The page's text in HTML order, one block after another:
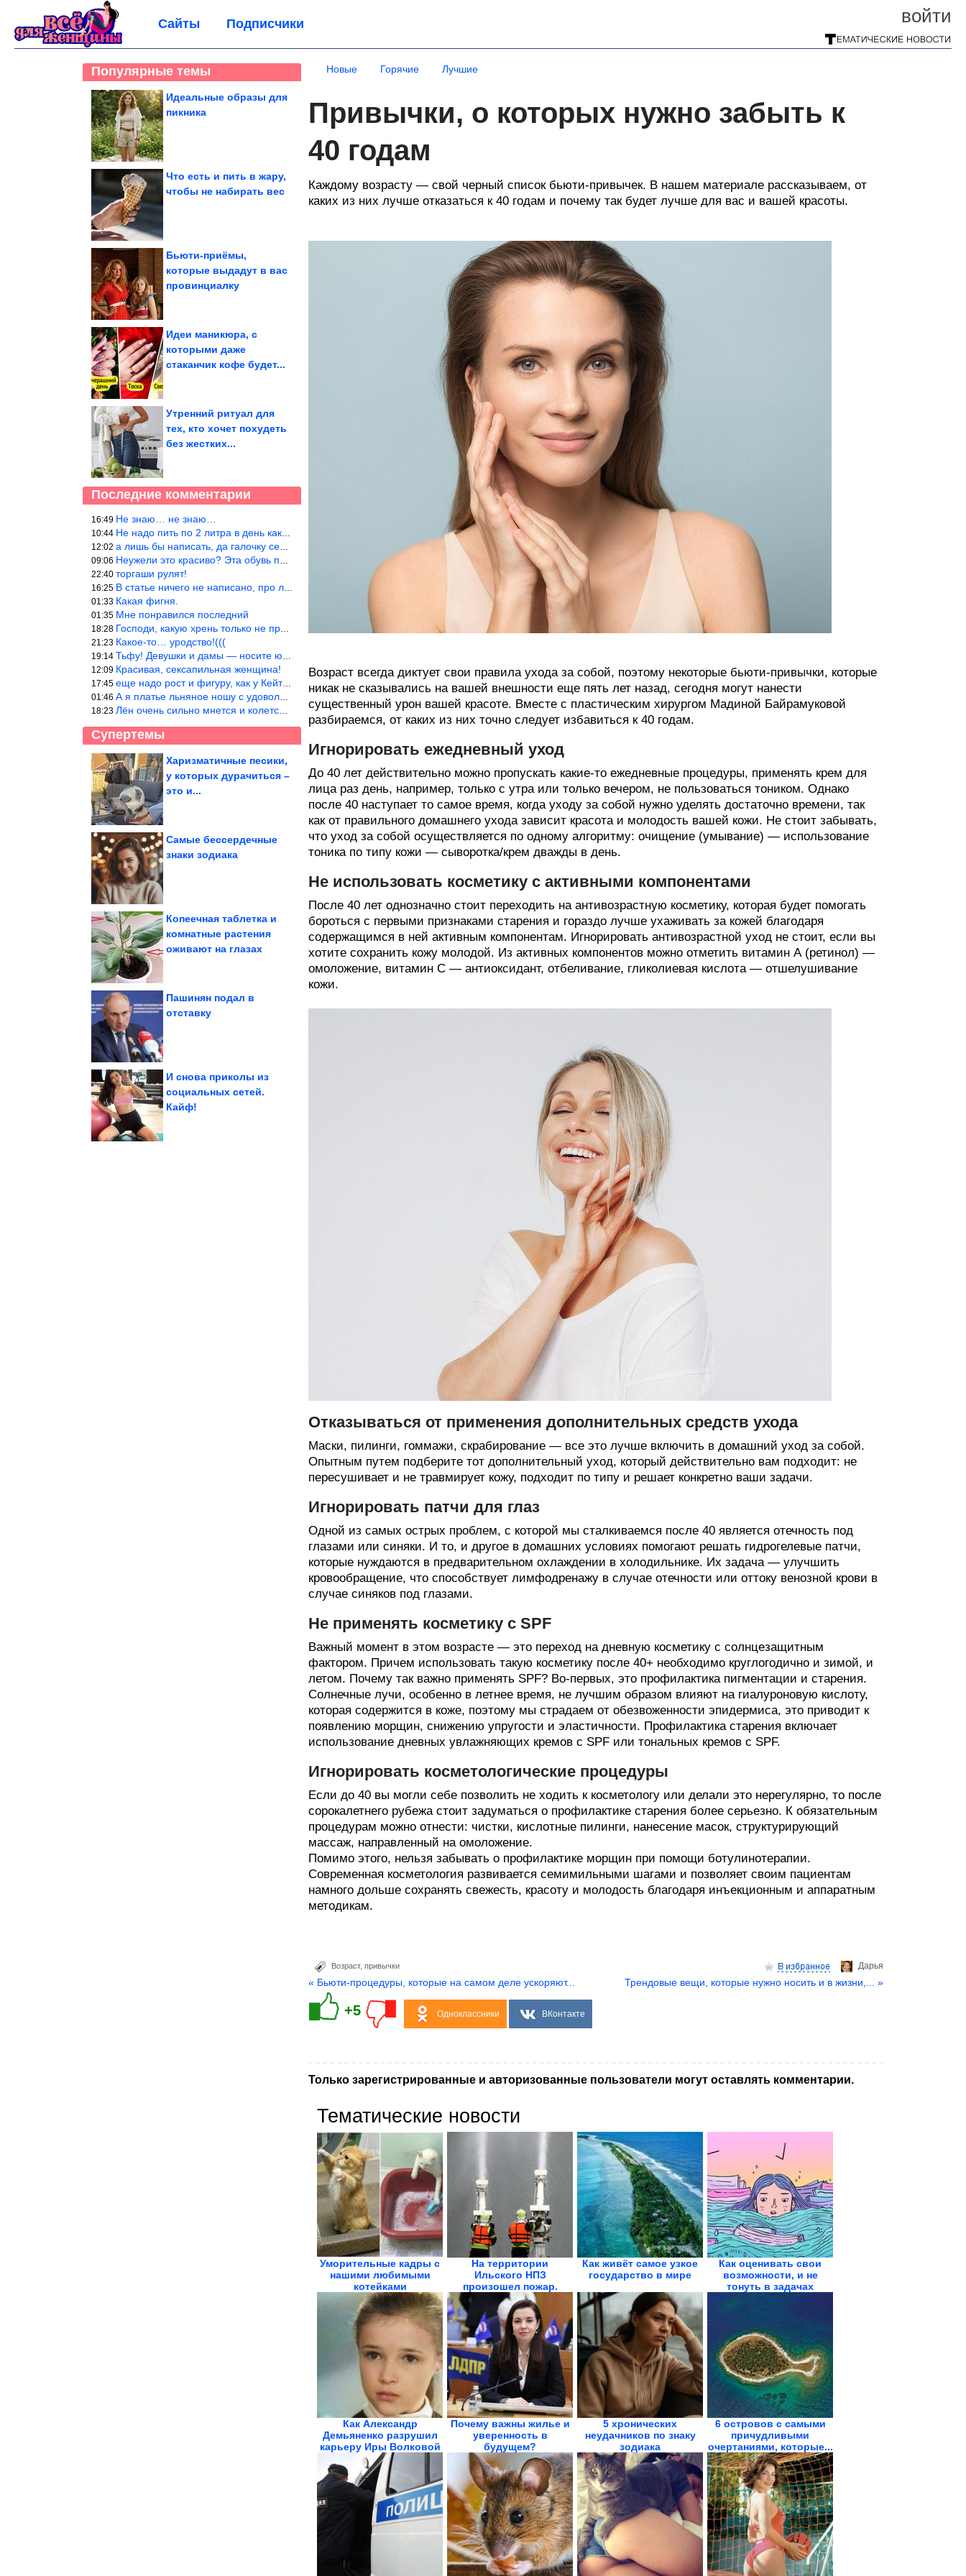
войти
Сайты Подписчики
Популярные темы
Идеальные образы для
пикника
Что есть и пить в жару,
чтобы не набирать вес
Бьюти-приёмы,
которые выдадут в вас
провинциалку
Идеи маникюра, с
которыми даже
стаканчик кофе будет...
Утренний ритуал для
тех, кто хочет похудеть
без жестких...
Последние комментарии
16:49 Не знаю… не знаю…
10:44 Не надо пить по 2 литра в день как советуют, пейте только когда
12:02 а лишь бы написать, да галочку себе поставить: я написала статью
09:06 Неужели это красиво? Эта обувь похожа на копыто животного, не хв
22:40 торгаши рулят!
16:25 В статье ничего не написано, про ловушки при выкладывании товара
01:33 Какая фигня.
01:35 Мне понравился последний
18:28 Господи, какую хрень только не придумают, лишь бы бабла срубить!
21:23 Какое-то… уродство!(((
19:14 Тьфу! Девушки и дамы — носите юбки(пожалуйста), любые штаны на ж
12:09 Красивая, сексапильная женщина!
17:45 еще надо рост и фигуру, как у Кейт Мос в юности… тогда и стиль т
01:46 А я платье льняное ношу с удовольствием.Мнется как и все. Но это
18:23 Лён очень сильно мнется и колется. Был у меня костюм, юбка и жак
Супертемы
Самые необычные
уголках планеты
Харизматичные песики,
у которых дурачиться –
это и...
Самые бессердечные
знаки зодиака
Копеечная таблетка и
комнатные растения
оживают на глазах
Пашинян подал в
отставку
«Политический
подаркок» для Мерца
И снова приколы из
социальных сетей.
Кайф!
Новые Горячие Лучшие
Привычки, о которых нужно забыть к
40 годам
Каждому возрасту — свой черный список бьюти-привычек. В нашем материале рассказываем, от
каких из них лучше отказаться к 40 годам и почему так будет лучше для вас и вашей красоты.
Возраст всегда диктует свои правила ухода за собой, поэтому некоторые бьюти-привычки, которые
никак не сказывались на вашей внешности еще пять лет назад, сегодня могут нанести
существенный урон вашей красоте. Вместе с пластическим хирургом Мадиной Байрамуковой
разбираемся, от каких из них точно следует избавиться к 40 годам.
Игнорировать ежедневный уход
До 40 лет действительно можно пропускать какие-то ежедневные процедуры, применять крем для
лица раз день, например, только с утра или только вечером, не пользоваться тоником. Однако
после 40 наступает то самое время, когда уходу за собой нужно уделять достаточно времени, так
как от правильного домашнего ухода зависит красота и молодость вашей кожи. Не стоит забывать,
что уход за собой осуществляется по одному алгоритму: очищение (умывание) — использование
тоника по типу кожи — сыворотка/крем дважды в день.
Не использовать косметику с активными компонентами
После 40 лет однозначно стоит переходить на антивозрастную косметику, которая будет помогать
бороться с первыми признаками старения и гораздо лучше ухаживать за кожей благодаря
содержащимся в ней активным компонентам. Игнорировать антивозрастной уход не стоит, если вы
хотите сохранить кожу молодой. Из активных компонентов можно отметить витамин А (ретинол) —
омоложение, витамин С — антиоксидант, отбеливание, гликолиевая кислота — отшелушивание
кожи.
Отказываться от применения дополнительных средств ухода
Маски, пилинги, гоммажи, скрабирование — все это лучше включить в домашний уход за собой.
Опытным путем подберите тот дополнительный уход, который действительно вам подходит: не
пересушивает и не травмирует кожу, подходит по типу и решает конкретно ваши задачи.
Игнорировать патчи для глаз
Одной из самых острых проблем, с которой мы сталкиваемся после 40 является отечность под
глазами или синяки. И то, и другое в домашних условиях помогают решать гидрогелевые патчи,
которые нуждаются в предварительном охлаждении в холодильнике. Их задача — улучшить
кровообращение, что способствует лимфодренажу в случае отечности или оттоку венозной крови в
случае синяков под глазами.
Не применять косметику с SPF
Важный момент в этом возрасте — это переход на дневную косметику с солнцезащитным
фактором. Причем использовать такую косметику после 40+ необходимо круглогодично и зимой, и
летом. Почему так важно применять SPF? Во-первых, это профилактика пигментации и старения.
Солнечные лучи, особенно в летнее время, не лучшим образом влияют на гиалуроновую кислоту,
которая содержится в коже, поэтому мы страдаем от обезвоженности эпидермиса, это приводит к
появлению морщин, снижению упругости и эластичности. Профилактика старения включает
использование дневных увлажняющих кремов с SPF или тональных кремов с SPF.
Игнорировать косметологические процедуры
Если до 40 вы могли себе позволить не ходить к косметологу или делали это нерегулярно, то после
сорокалетнего рубежа стоит задуматься о профилактике старения более серьезно. К обязательным
процедурам можно отнести: чистки, кислотные пилинги, нанесение масок, структурирующий
массаж, направленный на омоложение.
Помимо этого, нельзя забывать о профилактике морщин при помощи ботулинотерапии.
Современная косметология развивается семимильными шагами и позволяет своим пациентам
намного дольше сохранять свежесть, красоту и молодость благодаря инъекционным и аппаратным
методикам.
Дарья
Возраст, привычки
« Бьюти-процедуры, которые на самом деле ускоряют... Трендовые вещи, которые нужно носить и в жизни,... »
+5 Одноклассники ВКонтакте
Только зарегистрированные и авторизованные пользователи могут оставлять комментарии.
Тематические новости
Уморительные кадры с
нашими любимыми
котейками
На территории
Ильского НПЗ
произошел пожар.
Обломки...
Как живёт самое узкое
государство в мире
Как оценивать свои
возможности, и не
тонуть в задачах
Как Александр
Демьяненко разрушил
карьеру Иры Волковой
Почему важны жилье и
уверенность в
будущем?
Демография...
5 хронических
неудачников по знаку
зодиака
6 островов с самыми
причудливыми
очертаниями, которые...